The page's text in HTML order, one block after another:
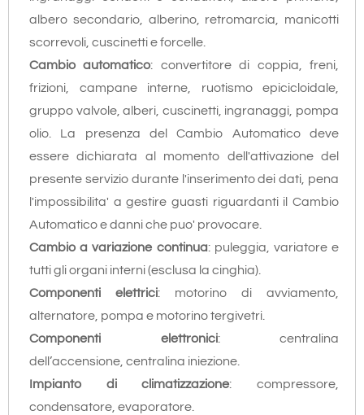
albero secondario, alberino, retromarcia, manicotti
scorrevoli, cuscinetti e forcelle.
Cambio automatico: convertitore di coppia, freni,
frizioni, campane interne, ruotismo epicicloidale,
gruppo valvole, alberi, cuscinetti, ingranaggi, pompa
olio. La presenza del Cambio Automatico deve
essere dichiarata al momento dell'attivazione del
presente servizio durante l'inserimento dei dati, pena
l'impossibilita' a gestire guasti riguardanti il Cambio
Automatico e danni che puo' provocare.
Cambio a variazione continua: puleggia, variatore e
tutti gli organi interni (esclusa la cinghia).
Componenti elettrici: motorino di avviamento,
alternatore, pompa e motorino tergivetri.
Componenti elettronici: centralina
dell’accensione, centralina iniezione.
Impianto di climatizzazione: compressore,
condensatore, evaporatore.